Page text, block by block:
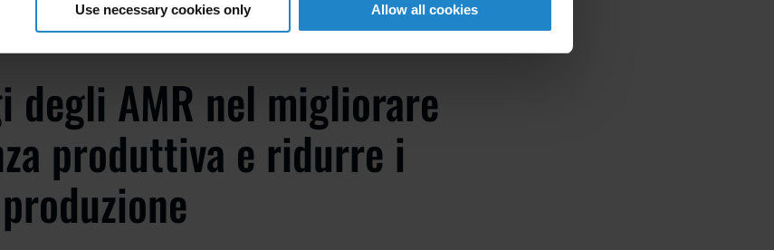
Use necessary cookies only Allow all cookies
degli AMR nel migliorare
produttiva e ridurre i